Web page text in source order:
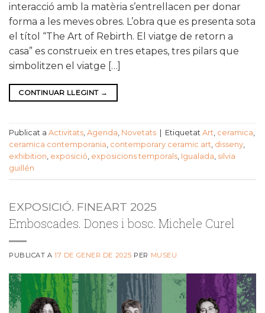
interacció amb la matèria s’entrellacen per donar
forma a les meves obres. L’obra que es presenta sota
el títol “The Art of Rebirth. El viatge de retorn a
casa” es construeix en tres etapes, tres pilars que
simbolitzen el viatge […]
CONTINUAR LLEGINT →
Publicat a Activitats, Agenda, Novetats Etiquetat Art, ceramica,
ceramica contemporania, contemporary ceramic art, disseny,
exhibition, exposició, exposicions temporals, Igualada, silvia
guillén
EXPOSICIÓ. FINEART 2025
Emboscades. Dones i bosc. Michele Curel
PUBLICAT A17 DE GENER DE 2025 PER MUSEU